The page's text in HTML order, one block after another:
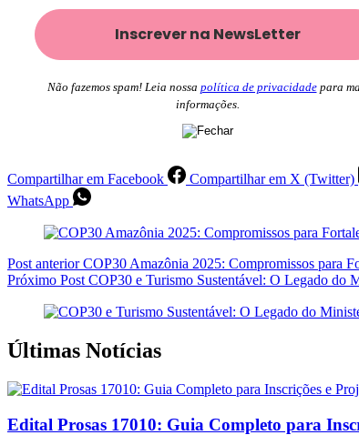
Não fazemos spam! Leia nossa política de privacidadepara
informações.
Compartilhar em Facebook Compartilhar em X (Twitter)
WhatsApp
Post anteriorCOP30 Amazônia 2025: Compromissos para
Próximo Post COP30 e Turismo Sustentável: O Legado do
Últimas Notícias
Edital Prosas 17010: Guia Completo para